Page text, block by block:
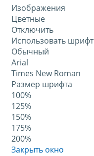
Изображения
Цветные
Отключить
Использовать шрифт
Обычный
Arial
Times New Roman
Размер шрифта
100%
125%
150%
175%
200%
Закрыть окно